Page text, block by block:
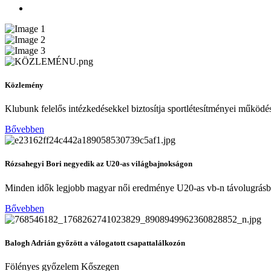
Közlemény
Klubunk felelős intézkedésekkel biztosítja sportlétesítményei
Bővebben
Rózsahegyi Bori negyedik az U20-as világbajnokságon
Minden idők legjobb magyar női eredménye U20-as vb-n
Bővebben
Balogh Adrián győzött a válogatott csapattalálkozón
Fölényes győzelem Kőszegen